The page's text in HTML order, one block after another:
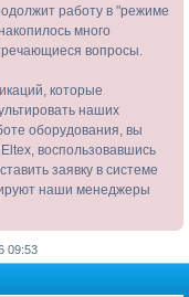
работу в "режиме
много
вопросы.
которые
наших
оборудования, вы
воспользовавшись
заявку в системе
наши менеджеры
09:53